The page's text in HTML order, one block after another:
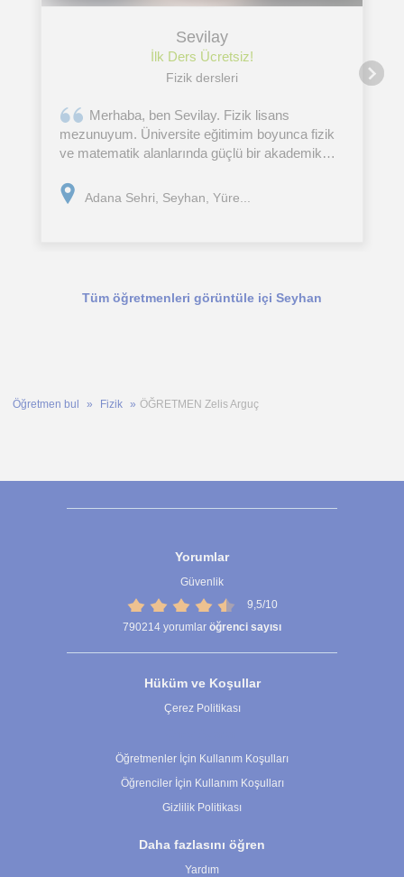
Sevilay
İlk Ders Ücretsiz!
Fizik dersleri
Merhaba, ben Sevilay. Fizik lisans
mezunuyum. Üniversite eğitimim boyunca fizik
ve matematik alanlarında güçlü bir akademik
ezberletmek yerine mantığını kavratmayı
hedefler, öğrencinin seviyesine
Adana Sehri, Seyhan, Yüre...
Tüm öğretmenleri görüntüle içi Seyhan
Öğretmen bul Fizik ÖĞRETMEN Zelis Arguç
Yorumlar
Güvenlik
9,5/10
790214 yorumlar öğrenci sayısı
Hüküm ve Koşullar
Çerez Politikası
Öğretmenler İçin Kullanım Koşulları
Öğrenciler İçin Kullanım Koşulları
Gizlilik Politikası
Daha fazlasını öğren
Yardım